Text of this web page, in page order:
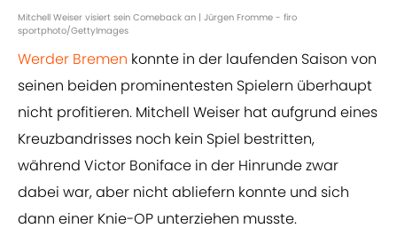
Mitchell Weiser visiert sein Comeback an | Jürgen Fromme - firo
sportphoto/GettyImages
Werder Bremen konnte in der laufenden Saison von
seinen beiden prominentesten Spielern überhaupt
nicht profitieren. Mitchell Weiser hat aufgrund eines
Kreuzbandrisses noch kein Spiel bestritten,
während Victor Boniface in der Hinrunde zwar
dabei war, aber nicht abliefern konnte und sich
dann einer Knie-OP unterziehen musste.